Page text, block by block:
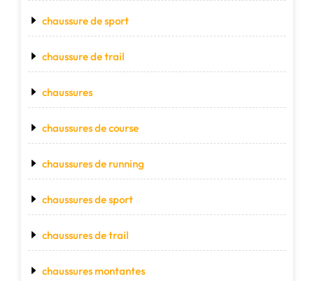
chaussure de sport
chaussure de trail
chaussures
chaussures de course
chaussures de running
chaussures de sport
chaussures de trail
chaussures montantes